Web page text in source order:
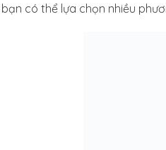
có thể lựa chọn nhiều